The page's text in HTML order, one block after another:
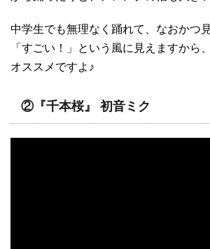
中学生でも無理なく踊れて、なおかつ
「すごい！」という風に見えますから、
オススメですよ♪
②『千本桜』 初音ミク